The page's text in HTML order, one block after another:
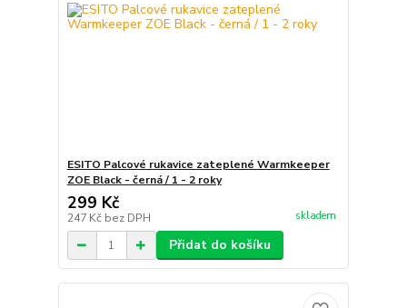
ESITO Palcové rukavice zateplené Warmkeeper
ZOE Black - černá / 1 - 2 roky
299 Kč
247 Kč bez DPH skladem
Přidat do košíku